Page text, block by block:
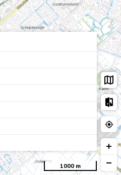
1000 m